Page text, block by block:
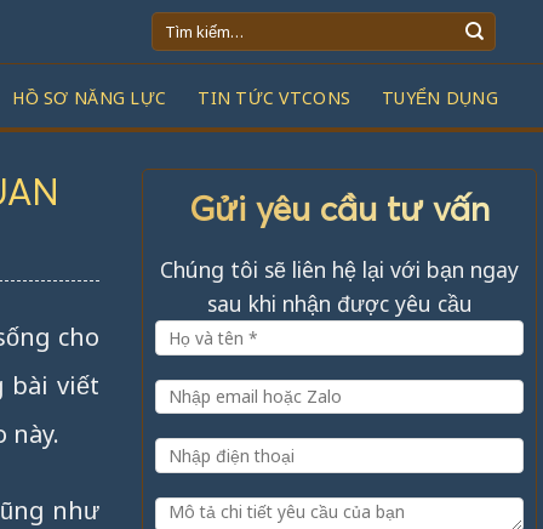
Tìm
kiếm:
HỒ SƠ NĂNG LỰC TIN TỨC VTCONS TUYỂN DỤNG
cho
bài viết
này.
như
Gửi yêu cầu tư vấn
Chúng tôi sẽ liên hệ lại với bạn ngay
sau khi nhận được yêu cầu